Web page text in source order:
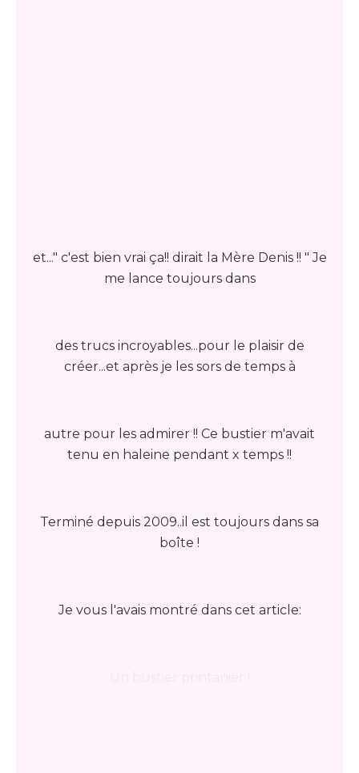
et..." c'est bien vrai ça!! dirait la Mère Denis !! " Je
me lance toujours dans
des trucs incroyables...pour le plaisir de
créer...et après je les sors de temps à
autre pour les admirer !! Ce bustier m'avait
tenu en haleine pendant x temps !!
Terminé depuis 2009..il est toujours dans sa
boîte !
Je vous l'avais montré dans cet article: